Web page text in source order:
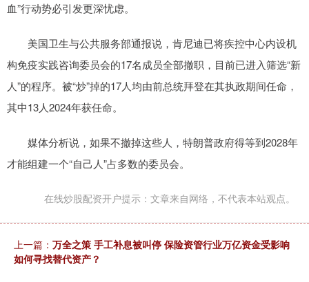
血”行动势必引发更深忧虑。
美国卫生与公共服务部通报说，肯尼迪已将疾控中心内设机
构免疫实践咨询委员会的17名成员全部撤职，目前已进入筛选“新
人”的程序。被“炒”掉的17人均由前总统拜登在其执政期间任命，
其中13人2024年获任命。
媒体分析说，如果不撤掉这些人，特朗普政府得等到2028年
才能组建一个“自己人”占多数的委员会。
在线炒股配资开户提示：文章来自网络，不代表本站观点。
上一篇： 万全之策 手工补息被叫停 保险资管行业万亿资金受影响
如何寻找替代资产？